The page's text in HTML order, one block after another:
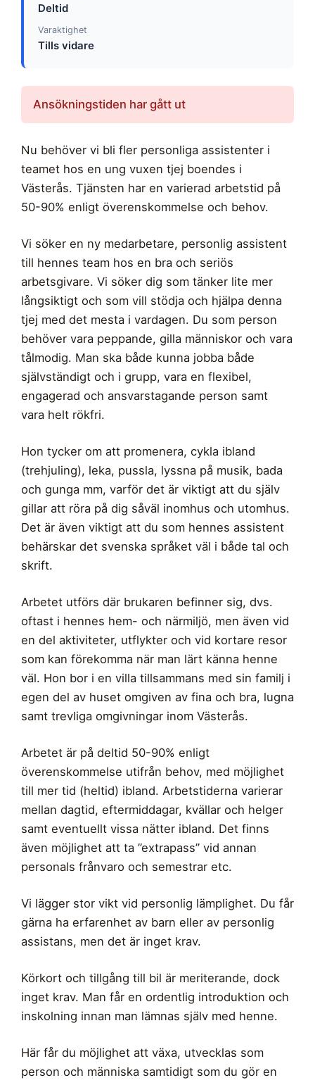
Deltid
Varaktighet
Tills vidare
Ansökningstiden har gått ut
Nu behöver vi bli fler personliga assistenter i
teamet hos en ung vuxen tjej boendes i
Västerås. Tjänsten har en varierad arbetstid på
50-90% enligt överenskommelse och behov.
Vi söker en ny medarbetare, personlig assistent
till hennes team hos en bra och seriös
arbetsgivare. Vi söker dig som tänker lite mer
långsiktigt och som vill stödja och hjälpa denna
tjej med det mesta i vardagen. Du som person
behöver vara peppande, gilla människor och vara
tålmodig. Man ska både kunna jobba både
självständigt och i grupp, vara en flexibel,
engagerad och ansvarstagande person samt
vara helt rökfri.
Hon tycker om att promenera, cykla ibland
(trehjuling), leka, pussla, lyssna på musik, bada
och gunga mm, varför det är viktigt att du själv
gillar att röra på dig såväl inomhus och utomhus.
Det är även viktigt att du som hennes assistent
behärskar det svenska språket väl i både tal och
skrift.
Arbetet utförs där brukaren befinner sig, dvs.
oftast i hennes hem- och närmiljö, men även vid
en del aktiviteter, utflykter och vid kortare resor
som kan förekomma när man lärt känna henne
väl. Hon bor i en villa tillsammans med sin familj i
egen del av huset omgiven av fina och bra, lugna
samt trevliga omgivningar inom Västerås.
Arbetet är på deltid 50-90% enligt
överenskommelse utifrån behov, med möjlighet
till mer tid (heltid) ibland. Arbetstiderna varierar
mellan dagtid, eftermiddagar, kvällar och helger
samt eventuellt vissa nätter ibland. Det finns
även möjlighet att ta ”extrapass” vid annan
personals frånvaro och semestrar etc.
Vi lägger stor vikt vid personlig lämplighet. Du får
gärna ha erfarenhet av barn eller av personlig
assistans, men det är inget krav.
Körkort och tillgång till bil är meriterande, dock
inget krav. Man får en ordentlig introduktion och
inskolning innan man lämnas själv med henne.
Här får du möjlighet att växa, utvecklas som
person och människa samtidigt som du gör en